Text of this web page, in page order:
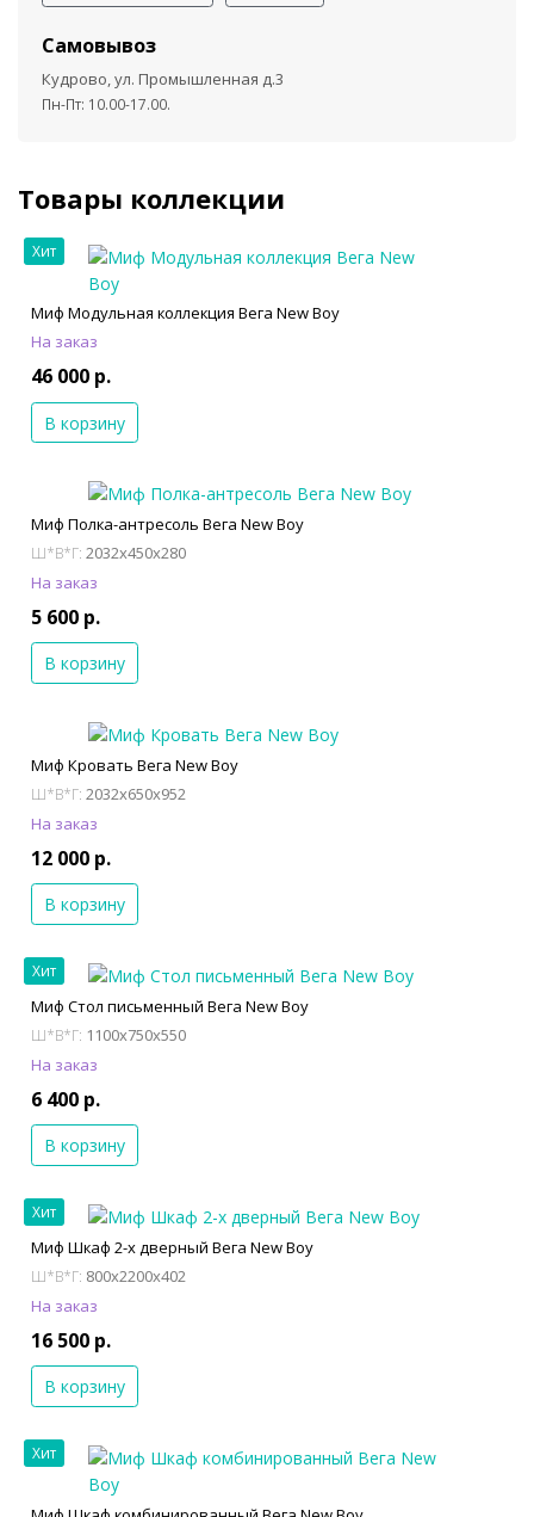
Самовывоз
Кудрово, ул. Промышленная д.3
Пн-Пт: 10.00-17.00.
Товары коллекции
Хит
Миф Модульная коллекция Вега New Boy
На заказ
46 000 р.
В корзину
Миф Полка-антресоль Вега New Boy
Ш*В*Г: 2032x450x280
На заказ
5 600 р.
В корзину
Миф Кровать Вега New Boy
Ш*В*Г: 2032x650x952
На заказ
12 000 р.
В корзину
Хит
Миф Стол письменный Вега New Boy
Ш*В*Г: 1100x750x550
На заказ
6 400 р.
В корзину
Хит
Миф Шкаф 2-х дверный Вега New Boy
Ш*В*Г: 800x2200x402
На заказ
16 500 р.
В корзину
Хит